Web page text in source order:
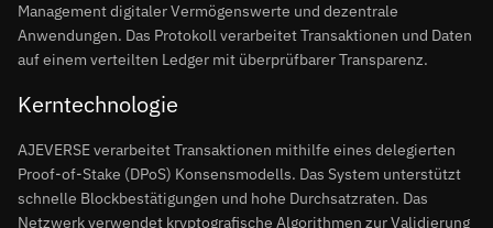
Management digitaler Vermögenswerte und dezentrale
Anwendungen. Das Protokoll verarbeitet Transaktionen und Daten
auf einem verteilten Ledger mit überprüfbarer Transparenz.
Kerntechnologie
AJEVERSE verarbeitet Transaktionen mithilfe eines delegierten
Proof-of-Stake (DPoS) Konsensmodells. Das System unterstützt
schnelle Blockbestätigungen und hohe Durchsatzraten. Das
Netzwerk verwendet kryptografische Algorithmen zur Validierung